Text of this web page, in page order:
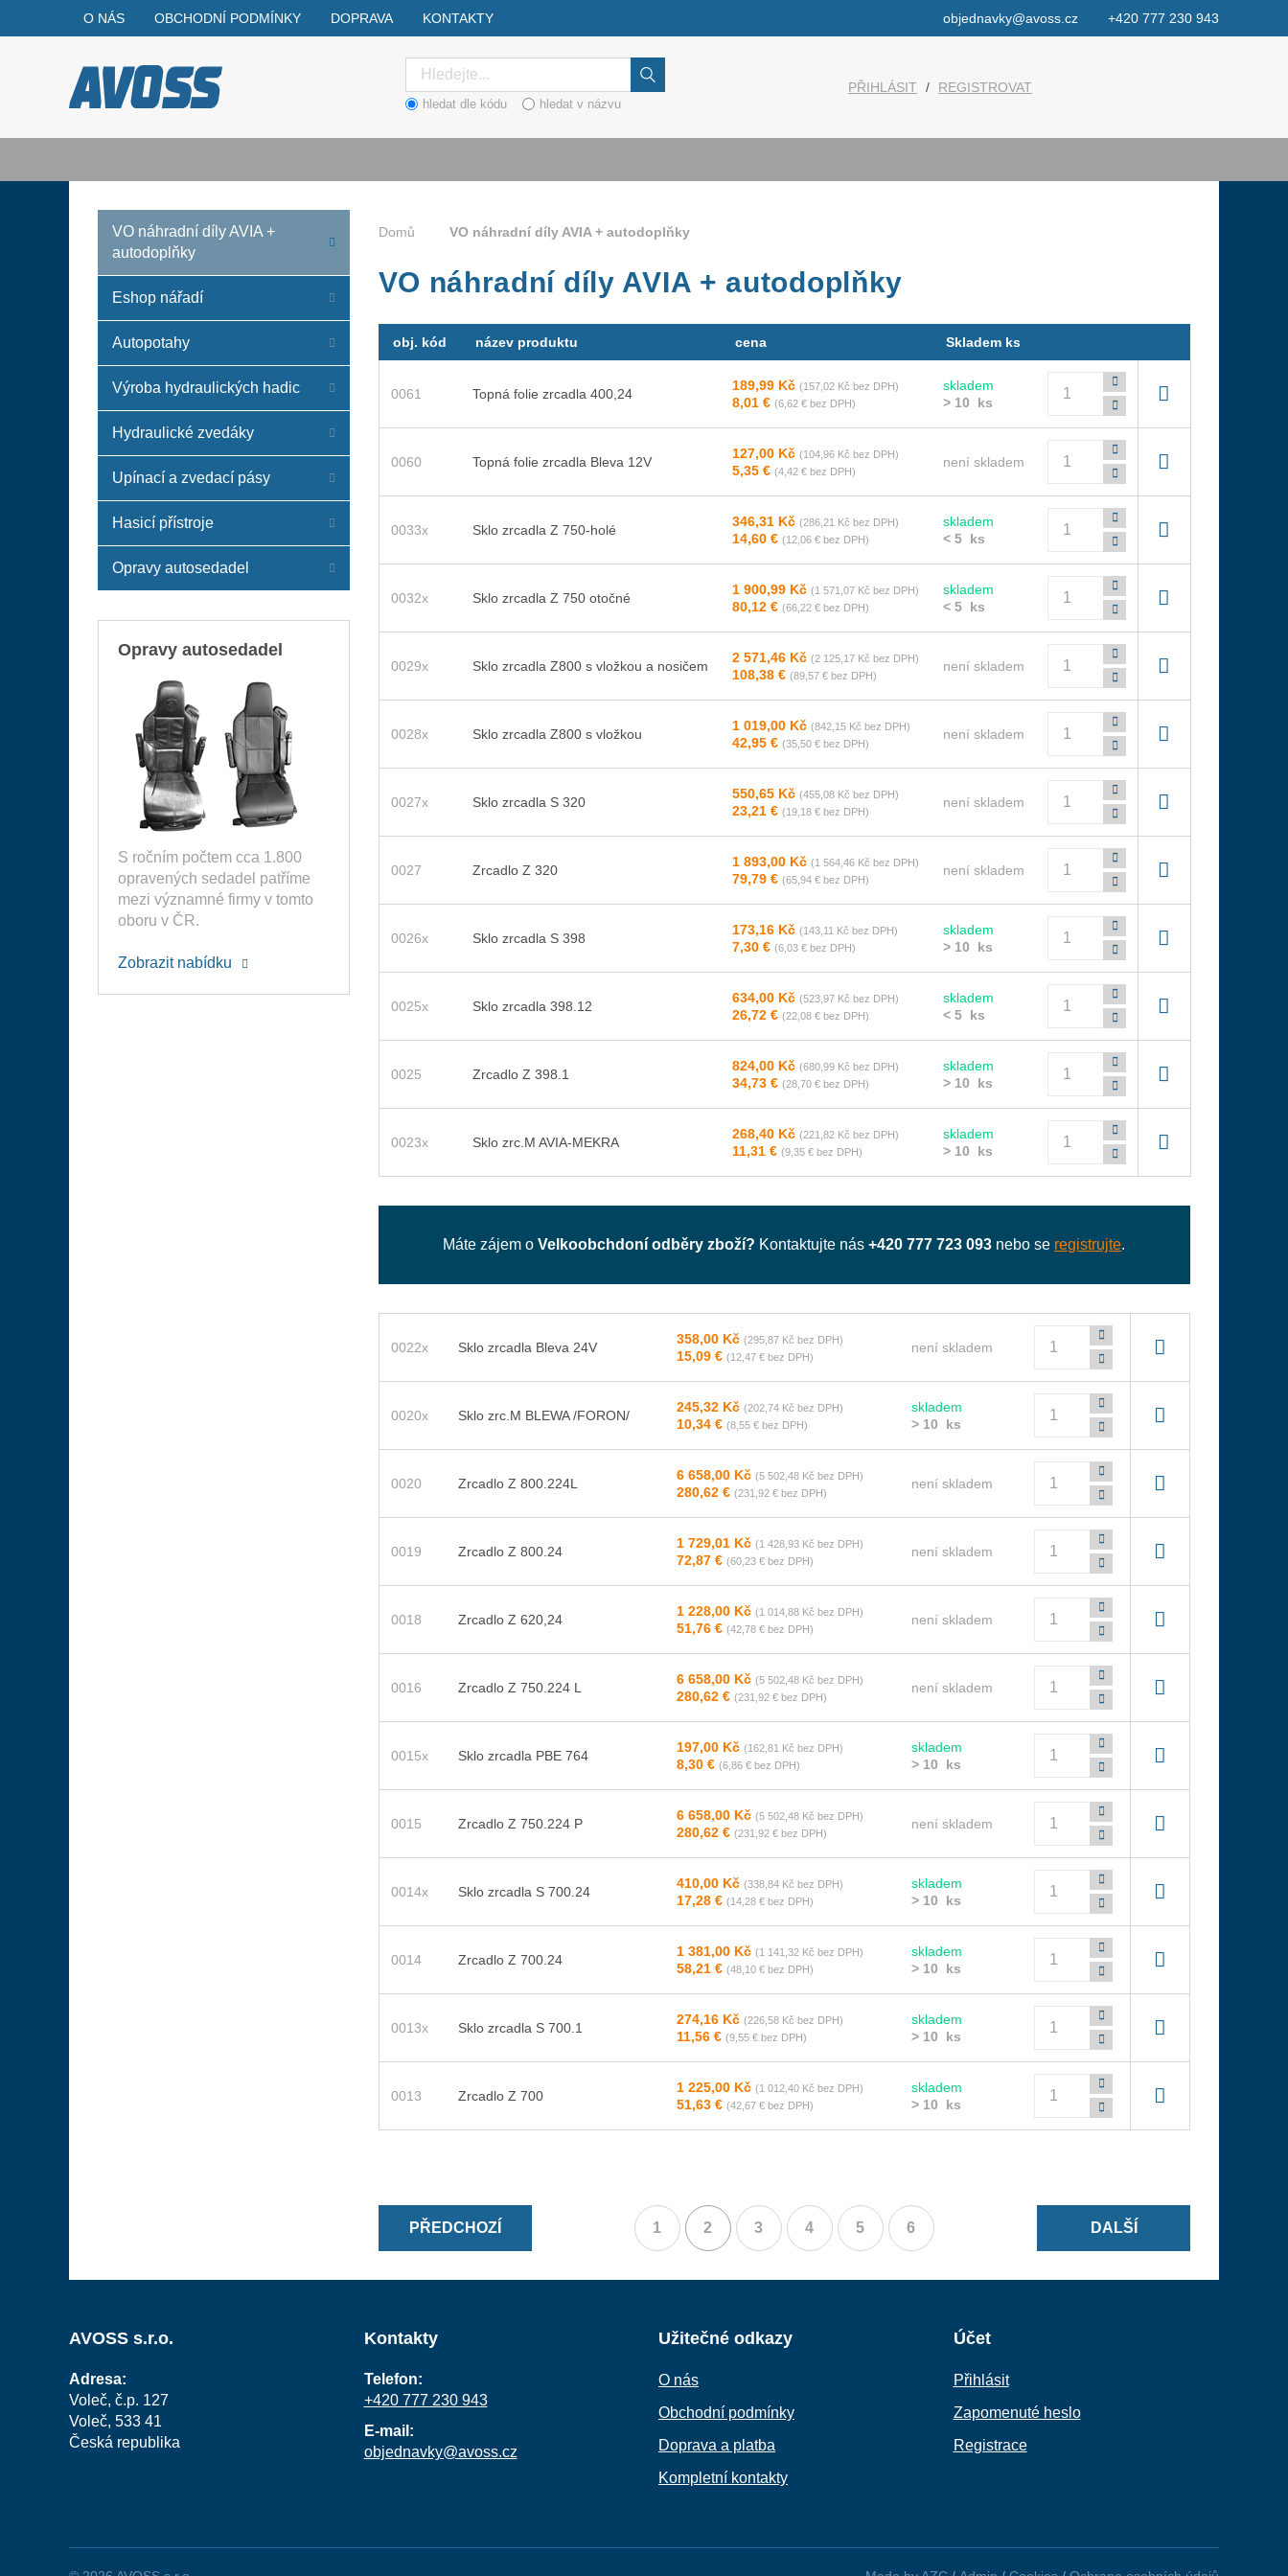
O NÁS OBCHODNÍ PODMÍNKY DOPRAVA KONTAKTY objednavky@avoss.cz +420 777 230 943
Hledat
hledat dle kódu hledat v názvu
PŘIHLÁSIT / REGISTROVAT
VO náhradní díly AVIA +
autodoplňky
Eshop nářadí
Autopotahy
Výroba hydraulických hadic
Hydraulické zvedáky
Upínací a zvedací pásy
Hasicí přístroje
Opravy autosedadel
Opravy autosedadel
S ročním počtem cca 1.800
opravených sedadel patříme
mezi významné firmy v tomto
oboru v ČR.
Zobrazit nabídku
Domů VO náhradní díly AVIA + autodoplňky
VO náhradní díly AVIA + autodoplňky
obj. kód název produktu cena Skladem ks
0061 Topná folie zrcadla 400,24
189,99 Kč (157,02 Kč bez DPH)
8,01 € (6,62 € bez DPH)
skladem
> 10 ks
0060 Topná folie zrcadla Bleva 12V
127,00 Kč (104,96 Kč bez DPH)
5,35 € (4,42 € bez DPH)
není skladem
0033x Sklo zrcadla Z 750-holé
346,31 Kč (286,21 Kč bez DPH)
14,60 € (12,06 € bez DPH)
skladem
< 5 ks
0032x Sklo zrcadla Z 750 otočné
1 900,99 Kč (1 571,07 Kč bez DPH)
80,12 € (66,22 € bez DPH)
skladem
< 5 ks
0029x Sklo zrcadla Z800 s vložkou a nosičem
2 571,46 Kč (2 125,17 Kč bez DPH)
108,38 € (89,57 € bez DPH)
není skladem
0028x Sklo zrcadla Z800 s vložkou
1 019,00 Kč (842,15 Kč bez DPH)
42,95 € (35,50 € bez DPH)
není skladem
0027x Sklo zrcadla S 320
550,65 Kč (455,08 Kč bez DPH)
23,21 € (19,18 € bez DPH)
není skladem
0027 Zrcadlo Z 320
1 893,00 Kč (1 564,46 Kč bez DPH)
79,79 € (65,94 € bez DPH)
není skladem
0026x Sklo zrcadla S 398
173,16 Kč (143,11 Kč bez DPH)
7,30 € (6,03 € bez DPH)
skladem
> 10 ks
0025x Sklo zrcadla 398.12
634,00 Kč (523,97 Kč bez DPH)
26,72 € (22,08 € bez DPH)
skladem
< 5 ks
0025 Zrcadlo Z 398.1
824,00 Kč (680,99 Kč bez DPH)
34,73 € (28,70 € bez DPH)
skladem
> 10 ks
0023x Sklo zrc.M AVIA-MEKRA
268,40 Kč (221,82 Kč bez DPH)
11,31 € (9,35 € bez DPH)
skladem
> 10 ks
Máte zájem oVelkoobchdoní odběry zboží? Kontaktujte nás+420 777 723 093 nebo se registrujte.
0022x Sklo zrcadla Bleva 24V
358,00 Kč (295,87 Kč bez DPH)
15,09 € (12,47 € bez DPH)
není skladem
0020x Sklo zrc.M BLEWA /FORON/
245,32 Kč (202,74 Kč bez DPH)
10,34 € (8,55 € bez DPH)
skladem
> 10 ks
0020 Zrcadlo Z 800.224L
6 658,00 Kč (5 502,48 Kč bez DPH)
280,62 € (231,92 € bez DPH)
není skladem
0019 Zrcadlo Z 800.24
1 729,01 Kč (1 428,93 Kč bez DPH)
72,87 € (60,23 € bez DPH)
není skladem
0018 Zrcadlo Z 620,24
1 228,00 Kč (1 014,88 Kč bez DPH)
51,76 € (42,78 € bez DPH)
není skladem
0016 Zrcadlo Z 750.224 L
6 658,00 Kč (5 502,48 Kč bez DPH)
280,62 € (231,92 € bez DPH)
není skladem
0015x Sklo zrcadla PBE 764
197,00 Kč (162,81 Kč bez DPH)
8,30 € (6,86 € bez DPH)
skladem
> 10 ks
0015 Zrcadlo Z 750.224 P
6 658,00 Kč (5 502,48 Kč bez DPH)
280,62 € (231,92 € bez DPH)
není skladem
0014x Sklo zrcadla S 700.24
410,00 Kč (338,84 Kč bez DPH)
17,28 € (14,28 € bez DPH)
skladem
> 10 ks
0014 Zrcadlo Z 700.24
1 381,00 Kč (1 141,32 Kč bez DPH)
58,21 € (48,10 € bez DPH)
skladem
> 10 ks
0013x Sklo zrcadla S 700.1
274,16 Kč (226,58 Kč bez DPH)
11,56 € (9,55 € bez DPH)
skladem
> 10 ks
0013 Zrcadlo Z 700
1 225,00 Kč (1 012,40 Kč bez DPH)
51,63 € (42,67 € bez DPH)
skladem
> 10 ks
PŘEDCHOZÍ 1 2(aktuální)
3 4 5 6 DALŠÍ
AVOSS s.r.o.
Adresa:
Voleč, č.p. 127
Voleč, 533 41
Česká republika
Kontakty
Telefon:
+420 777 230 943
E-mail:
objednavky@avoss.cz
Užitečné odkazy
O nás
Obchodní podmínky
Doprava a platba
Kompletní kontakty
Účet
Přihlásit
Zapomenuté heslo
Registrace